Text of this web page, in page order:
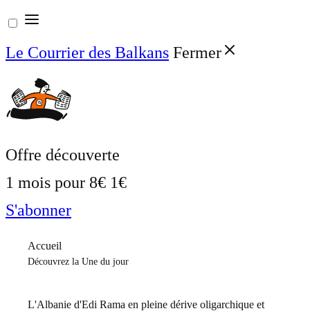
Aller
au
contenu
Le Courrier des Balkans Fermer
Offre découverte
1 mois pour 8€ 1€
S'abonner
Accueil
Découvrez la Une du jour
L'Albanie d'Edi Rama en pleine dérive oligarchique et